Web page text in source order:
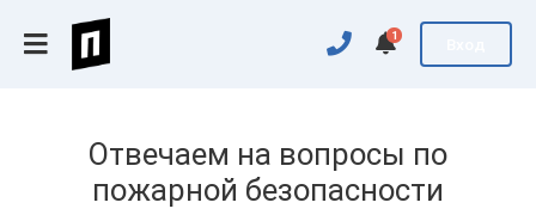
1
Отвечаем на вопросы по
пожарной безопасности